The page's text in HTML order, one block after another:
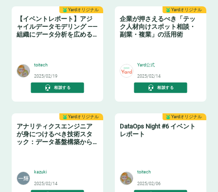
Yardオリジナル
【イベントレポート】アジ
ャイルデータモデリング ——
組織にデータ分析を広める
toitech
2025/02/19
相談する
Yardオリジナル
企業が押さえるべき「テッ
ク人材向けスポット相談・
副業・複業」の活用術
Yard公式
2025/02/14
相談する
Yardオリジナル
アナリティクスエンジニア
が身につけるべき技術スタ
ック：データ基盤構築からBI
kazuki
2025/02/14
Yardオリジナル
DataOps Night #6 イベント
レポート
toitech
2025/02/06